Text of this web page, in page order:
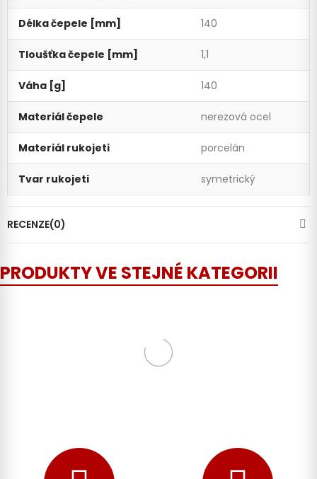
Délka čepele [mm] 140
Tloušťka čepele [mm] 1,1
Váha [g] 140
Materiál čepele nerezová ocel
Materiál rukojeti porcelán
Tvar rukojeti symetrický
RECENZE(0)
PRODUKTY VE STEJNÉ KATEGORII